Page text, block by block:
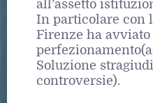
all’assetto
In particolare con
Firenze ha
Soluzione
controversie).